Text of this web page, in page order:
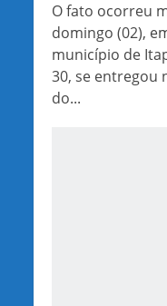
O fato ocorreu
domingo (02),
município de
30, se entregou
do...